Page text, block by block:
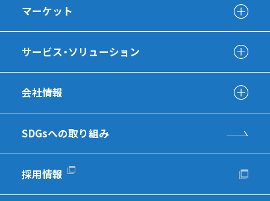
マーケット
サービス・ソリューション
会社情報
SDGsへの取り組み
採用情報